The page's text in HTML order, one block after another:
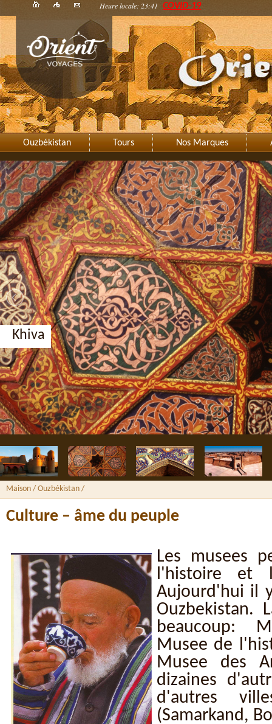
Heure locale: 23:41 COVID-19
Ouzbékistan Tours Nos Marques
Khiva
Maison / Ouzbékistan /
Culture – âme du peuple
Les musees
l'histoire et
Aujourd'hui il
Ouzbekistan.
beaucoup:
Musee de
Musee des
dizaines
d'autres
(Samarkand,